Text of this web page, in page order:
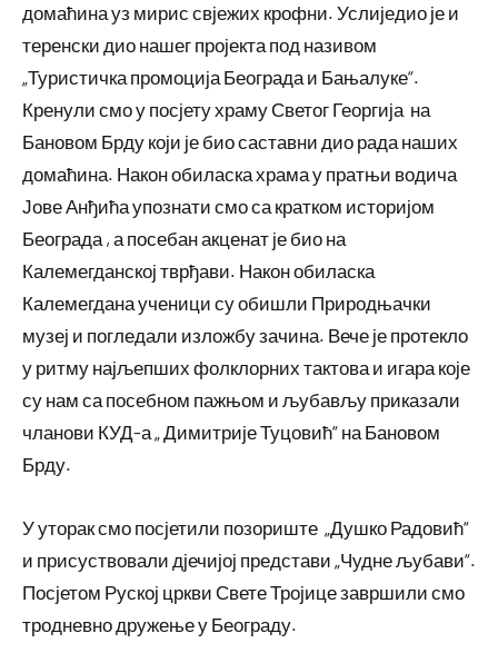
домаћина уз мирис свјежих крофни. Услиједио је и
теренски дио нашег пројекта под називом
„Туристичка промоција Београда и Бањалуке“.
Кренули смо у посјету храму Светог Георгија на
Бановом Брду који је био саставни дио рада наших
домаћина. Након обиласка храма у пратњи водича
Јове Анђића упознати смо са кратком историјом
Београда , а посебан акценат је био на
Калемегданској тврђави. Након обиласка
Калемегдана ученици су обишли Природњачки
музеј и погледали изложбу зачина. Вече је протекло
у ритму најљепших фолклорних тактова и игара које
су нам са посебном пажњом и љубављу приказали
чланови КУД-а „ Димитрије Туцовић“ на Бановом
Брду.
У уторак смо посјетили позориште „Душко Радовић“
и присуствовали дјечијој представи „Чудне љубави“.
Посјетом Руској цркви Свете Тројице завршили смо
тродневно дружење у Београду.